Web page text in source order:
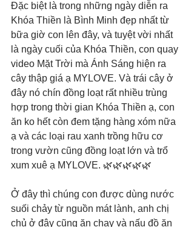
Đặc biệt là trong những ngày diễn ra
Khóa Thiền là Bình Minh đẹp nhất từ
bữa giờ con lên đây, và tuyệt vời nhất
là ngày cuối của Khóa Thiền, con quay
video Mặt Trời mà Ánh Sáng hiện ra
cây thập giá ạ MYLOVE. Và trái cây ở
đây nó chín đồng loạt rất nhiều trùng
hợp trong thời gian Khóa Thiền ạ, con
ăn ko hết còn đem tặng hàng xóm nữa
ạ và các loại rau xanh trồng hữu cơ
trong vườn cũng đồng loạt lớn và trổ
xum xuê ạ MYLOVE. 🌿🌿🌿🌿🌿
Ở đây thì chúng con được dùng nước
suối chảy từ nguồn mát lành, anh chị
chủ ở đây cũng ăn chay và nấu đồ ăn